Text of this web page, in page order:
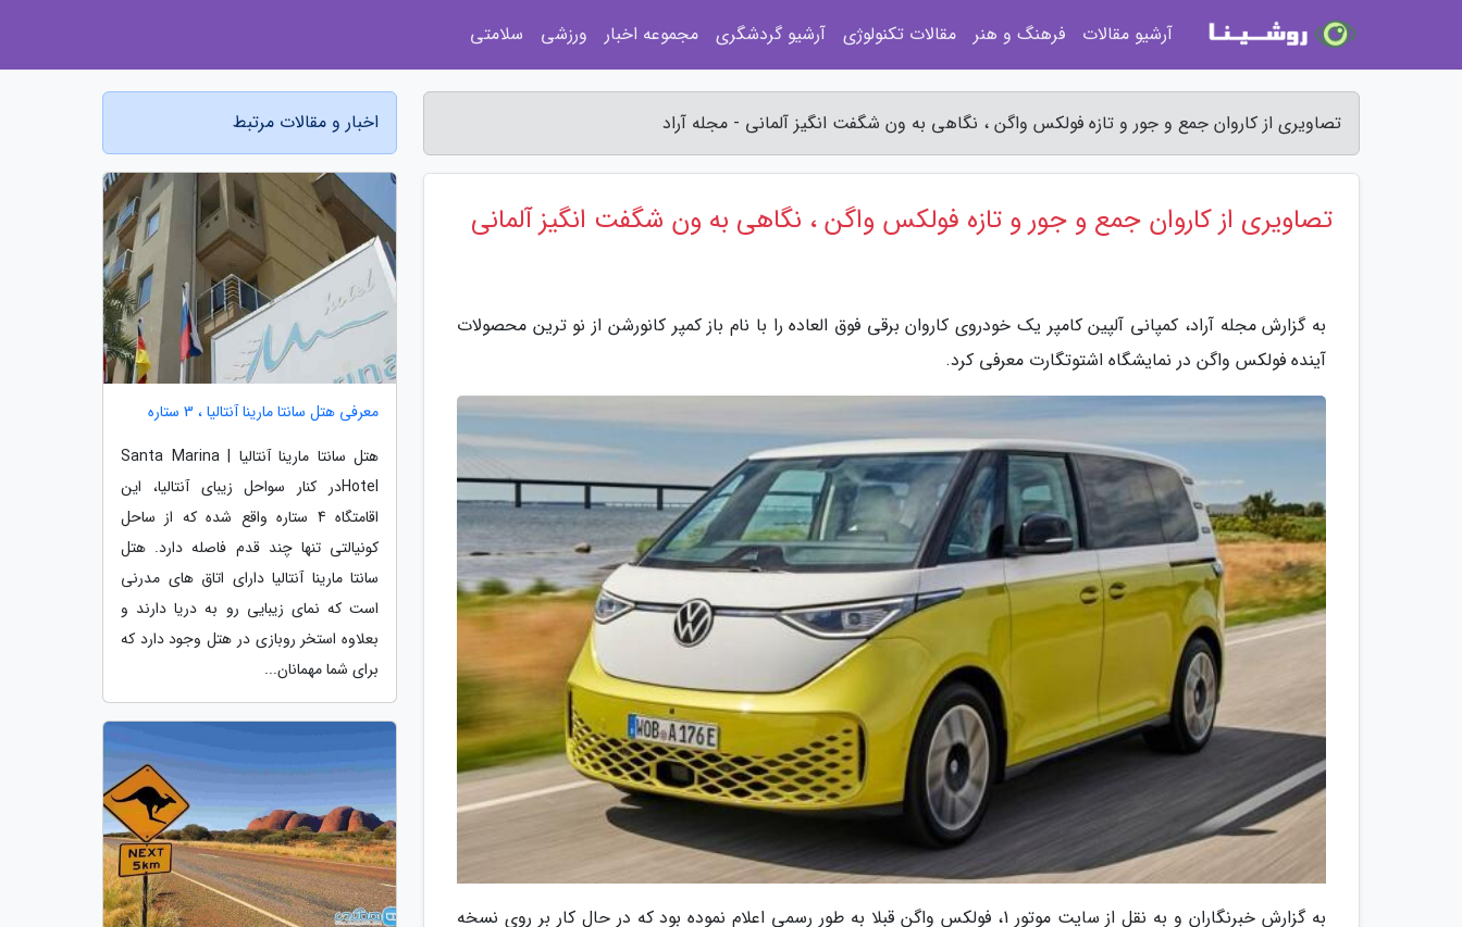
تصاویری از کاروان جمع و جور و تازه فولکس واگن ، نگاهی به ون شگفت انگیز آلمانی - مجله آراد
تصاویری از کاروان جمع و جور و تازه فولکس واگن ، نگاهی به ون شگفت انگیز آلمانی
به گزارش مجله آراد، کمپانی آلپین کامپر یک خودروی کاروان برقی فوق العاده را با نام باز کمپر کانورشن از نو ترین محصولات
آینده فولکس واگن در نمایشگاه اشتوتگارت معرفی کرد.
به گزارش خبرنگاران و به نقل از سایت موتور 1، فولکس واگن قبلا به طور رسمی اعلام نموده بود که در حال کار بر روی نسخه
اخبار و مقالات مرتبط
معرفی هتل سانتا مارینا آنتالیا ، 3 ستاره
هتل سانتا مارینا آنتالیا | Santa Marina
Hotelدر کنار سواحل زیبای آنتالیا، این
اقامتگاه 4 ستاره واقع شده که از ساحل
کونیالتی تنها چند قدم فاصله دارد. هتل
سانتا مارینا آنتالیا دارای اتاق های مدرنی
است که نمای زیبایی رو به دریا دارند و
بعلاوه استخر روبازی در هتل وجود دارد که
برای شما مهمانان...
آرشیو مقالات فرهنگ و هنر مقالات تکنولوژی آرشیو گردشگری مجموعه اخبار ورزشی سلامتی